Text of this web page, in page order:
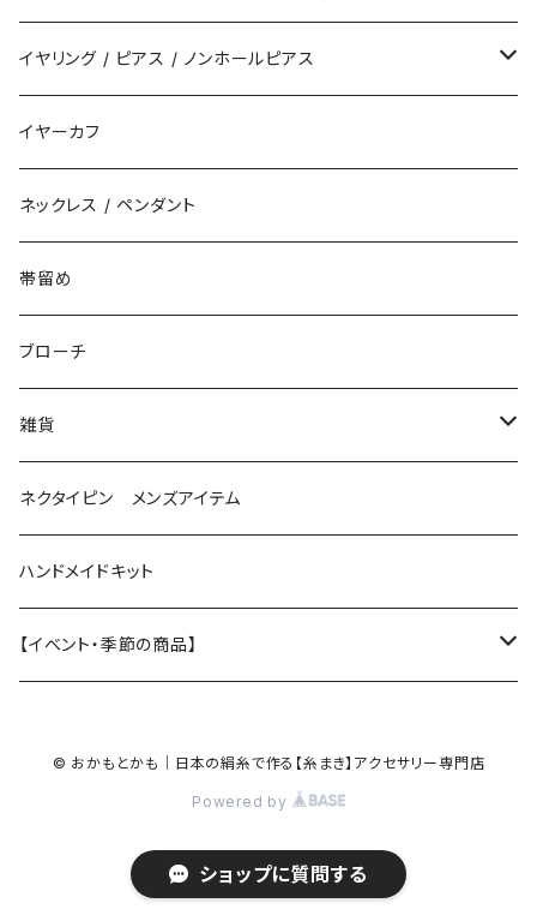
イヤリング / ピアス / ノンホールピアス
揺れるタイプ
花（直径3cm）
花（直径2.5cm）
揺れないタイプ
花
星
イヤーカフ
ネックレス / ペンダント
帯留め
ブローチ
雑貨
眼鏡ストラップ
目印チャーム
ネクタイピン メンズアイテム
ハンドメイドキット
【イベント・季節の商品】
© おかもとかも｜日本の絹糸で作る【糸まき】アクセサリー専門店
Powered by
ショップに質問する